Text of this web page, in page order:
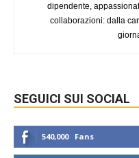
dipendente,
collaborazioni: dalla
SEGUICI SUI SOCIAL
540,000 Fans